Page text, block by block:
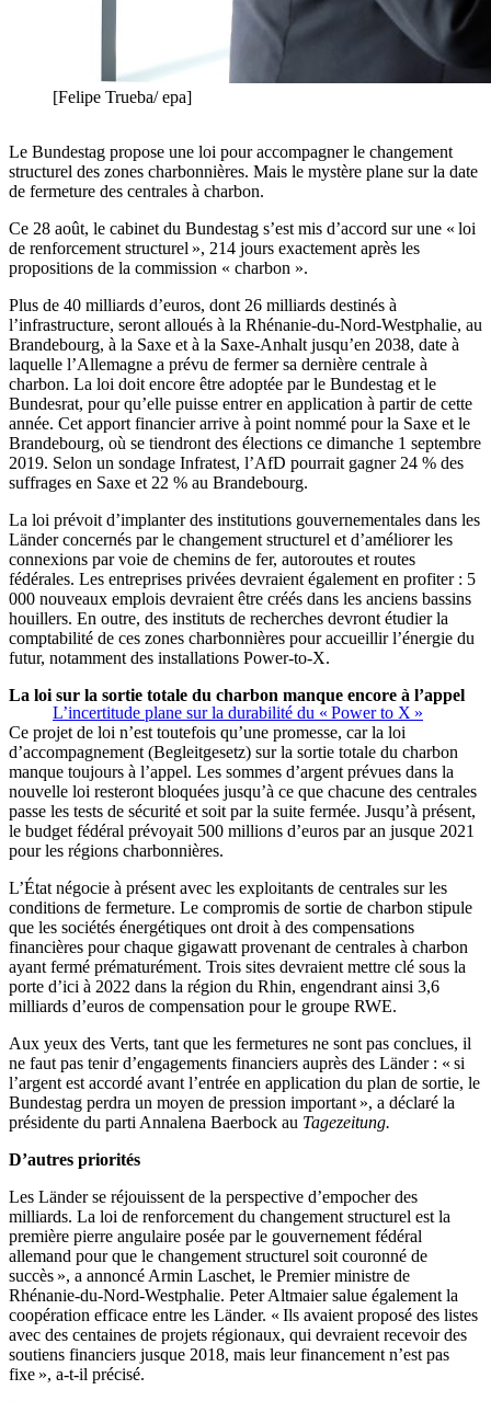
[Felipe Trueba/ epa]
Le Bundestag propose une loi pour accompagner le changement
structurel des zones charbonnières. Mais le mystère plane sur la date
de fermeture des centrales à charbon.
Ce 28 août, le cabinet du Bundestag s’est mis d’accord sur une « loi
de renforcement structurel », 214 jours exactement après les
propositions de la commission « charbon ».
Plus de 40 milliards d’euros, dont 26 milliards destinés à
l’infrastructure, seront alloués à la Rhénanie-du-Nord-Westphalie, au
Brandebourg, à la Saxe et à la Saxe-Anhalt jusqu’en 2038, date à
laquelle l’Allemagne a prévu de fermer sa dernière centrale à
charbon. La loi doit encore être adoptée par le Bundestag et le
Bundesrat, pour qu’elle puisse entrer en application à partir de cette
année. Cet apport financier arrive à point nommé pour la Saxe et le
Brandebourg, où se tiendront des élections ce dimanche 1 septembre
2019. Selon un sondage Infratest, l’AfD pourrait gagner 24 % des
suffrages en Saxe et 22 % au Brandebourg.
La loi prévoit d’implanter des institutions gouvernementales dans les
Länder concernés par le changement structurel et d’améliorer les
connexions par voie de chemins de fer, autoroutes et routes
fédérales. Les entreprises privées devraient également en profiter : 5
000 nouveaux emplois devraient être créés dans les anciens bassins
houillers. En outre, des instituts de recherches devront étudier la
comptabilité de ces zones charbonnières pour accueillir l’énergie du
futur, notamment des installations Power-to-X.
L’incertitude plane sur la durabilité du « Power to X »
La loi sur la sortie totale du charbon manque encore à l’appel
Ce projet de loi n’est toutefois qu’une promesse, car la loi
d’accompagnement (Begleitgesetz) sur la sortie totale du charbon
manque toujours à l’appel. Les sommes d’argent prévues dans la
nouvelle loi resteront bloquées jusqu’à ce que chacune des centrales
passe les tests de sécurité et soit par la suite fermée. Jusqu’à présent,
le budget fédéral prévoyait 500 millions d’euros par an jusque 2021
pour les régions charbonnières.
L’État négocie à présent avec les exploitants de centrales sur les
conditions de fermeture. Le compromis de sortie de charbon stipule
que les sociétés énergétiques ont droit à des compensations
financières pour chaque gigawatt provenant de centrales à charbon
ayant fermé prématurément. Trois sites devraient mettre clé sous la
porte d’ici à 2022 dans la région du Rhin, engendrant ainsi 3,6
milliards d’euros de compensation pour le groupe RWE.
Aux yeux des Verts, tant que les fermetures ne sont pas conclues, il
ne faut pas tenir d’engagements financiers auprès des Länder : « si
l’argent est accordé avant l’entrée en application du plan de sortie, le
Bundestag perdra un moyen de pression important », a déclaré la
présidente du parti Annalena Baerbock au Tagezeitung.
D’autres priorités
Les Länder se réjouissent de la perspective d’empocher des
milliards. La loi de renforcement du changement structurel est la
première pierre angulaire posée par le gouvernement fédéral
allemand pour que le changement structurel soit couronné de
succès », a annoncé Armin Laschet, le Premier ministre de
Rhénanie-du-Nord-Westphalie. Peter Altmaier salue également la
coopération efficace entre les Länder. « Ils avaient proposé des listes
avec des centaines de projets régionaux, qui devraient recevoir des
soutiens financiers jusque 2018, mais leur financement n’est pas
fixe », a-t-il précisé.